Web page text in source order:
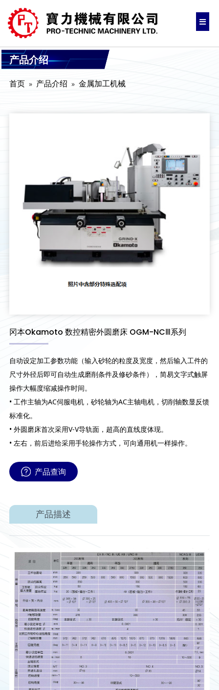
产品介绍
首页 产品介绍 金属加工机械
冈本Okamoto 数控精密外圆磨床 OGM-NCⅢ系列
自动设定加工参数功能（输入砂轮的粒度及宽度，然后输入工件的
尺寸外径后即可自动生成磨削条件及修砂条件），简易文字式触屏
操作大幅度缩减操作时间。
• 工作主轴为AC伺服电机，砂轮轴为AC主轴电机，切削轴数显反馈
标准化。
• 外圆磨床首次采用V-V导轨面，超高的直线度体现。
• 左右，前后进给采用手轮操作方式，可向通用机一样操作。
产品查询
产品描述